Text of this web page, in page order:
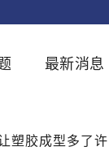
最新消息
塑胶成型多了